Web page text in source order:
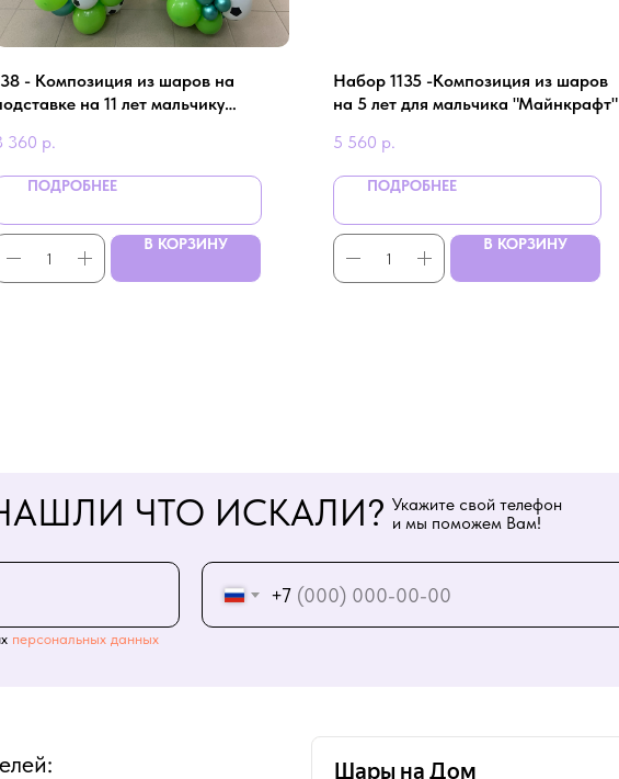
- Композиция из шаров на
на 11 лет мальчику
360 р.
ПОДРОБНЕЕ
В КОРЗИНУ
Набор 1135 -Композиция из шаров
на 5 лет для мальчика "Майнкрафт"
5 560 р.
ПОДРОБНЕЕ
В КОРЗИНУ
+7
персональных данных
ЧТО ИСКАЛИ? Укажите свой телефон
и мы поможем Вам!